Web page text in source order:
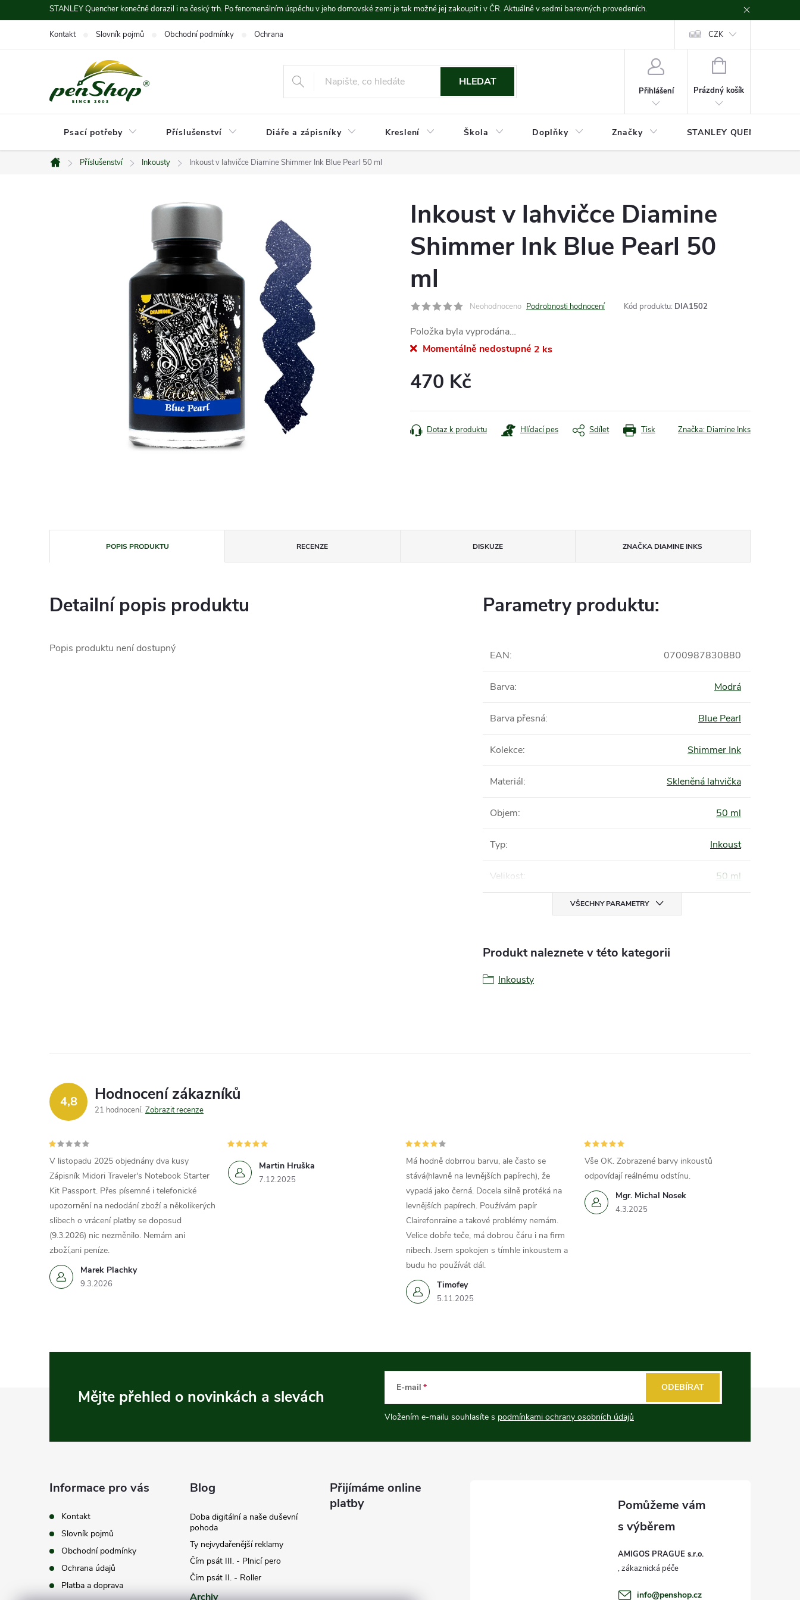
na
STANLEY Quencher konečně dorazil i na český trh. Po fenomenálním úspěchu v jeho domovské zemi je tak možné jej zakoupit i v ČR. Aktuálně v sedmi barevných provedeních.
Kontakt Slovník pojmů Obchodní podmínky Ochrana údajů CZK
HLEDAT
Přihlášení
NÁKUPNÍ
Prázdný košík
Psací potřeby Příslušenství Diáře a zápisníky Kreslení Škola Doplňky Značky STANLEY QUENCHER
Domů
Příslušenství Inkousty Inkoust v lahvičce Diamine Shimmer Ink Blue Pearl 50 ml
Inkoust v lahvičce Diamine
Shimmer Ink Blue Pearl 50
ml
Neohodnoceno Podrobnosti hodnocení Kód produktu: DIA1502
Položka byla vyprodána…
Momentálně nedostupné 2 ks
470 Kč
cena:
Tisk
Dotaz k produktu Hlídací pes Sdílet Značka: Diamine Inks
POPIS PRODUKTU RECENZE DISKUZE ZNAČKA DIAMINE INKS
Detailní popis produktu
Popis produktu není dostupný
Parametry produktu:
EAN: 0700987830880
Barva: Modrá
Barva přesná: Blue Pearl
Kolekce: Shimmer Ink
Materiál: Skleněná lahvička
Objem: 50 ml
Typ: Inkoust
Velikost: 50 ml
VŠECHNY PARAMETRY
Produkt naleznete v této kategorii
Inkousty
4,8 Hodnocení zákazníků
21 hodnocení Zobrazit recenze
Marek Plachky
9.3.2026
V listopadu 2025 objednány dva kusy
Zápisník Midori Traveler's Notebook Starter
Kit Passport. Přes písemné i telefonické
upozornění na nedodání zboží a několikerých
slibech o vrácení platby se doposud
(9.3.2026) nic nezměnilo. Nemám ani
zboží,ani peníze.
Martin Hruška
7.12.2025
Timofey
5.11.2025
Má hodně dobrrou barvu, ale často se
stává(hlavně na levnějších papírech), že
vypadá jako černá. Docela silně protéká na
levnějších papírech. Používám papír
Clairefonraine a takové problémy nemám.
Velice dobře teče, má dobrou čáru i na firm
nibech. Jsem spokojen s tímhle inkoustem a
budu ho používát dál.
Mgr. Michal Nosek
4.3.2025
Vše OK. Zobrazené barvy inkoustů
odpovídají reálnému odstínu.
Mějte přehled o novinkách a slevách E-mail
Vložením e-mailu souhlasíte s podmínkami ochrany osobních údajů
ODEBÍRAT
Informace pro vás
Kontakt
Slovník pojmů
Obchodní podmínky
Ochrana údajů
Platba a doprava
Blog
Doba digitální a naše duševní
pohoda
Ty nejvydařenější reklamy
Čím psát III. - Plnicí pero
Čím psát II. - Roller
Archiv
Přijímáme online
platby
AMIGOS PRAGUE s.r.o.
info@penshop.cz